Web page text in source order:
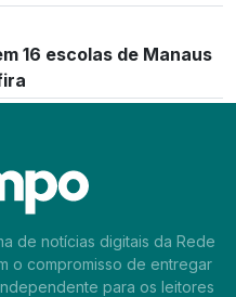
16 escolas de Manaus
de notícias digitais da Rede
o compromisso de entregar
para os leitores